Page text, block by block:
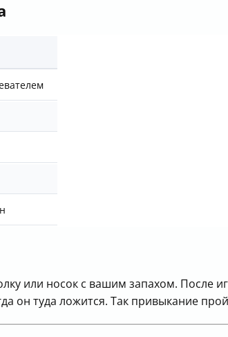
или носок с вашим запахом. После
он туда ложится. Так привыкание